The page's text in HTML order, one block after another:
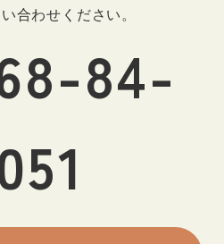
合わせください。
84-